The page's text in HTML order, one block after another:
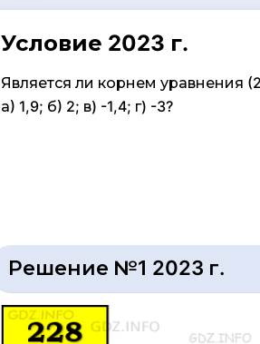
Условие 2023 г.
Является ли корнем уравнения
а) 1,9; б) 2; в) -1,4; г) -3?
Решение №1 2023 г.